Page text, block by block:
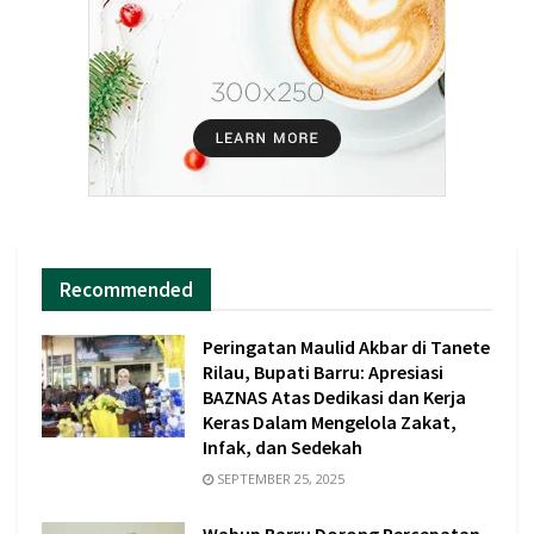
Recommended
Peringatan Maulid Akbar di Tanete
Rilau, Bupati Barru: Apresiasi
BAZNAS Atas Dedikasi dan Kerja
Keras Dalam Mengelola Zakat,
Infak, dan Sedekah
SEPTEMBER 25, 2025